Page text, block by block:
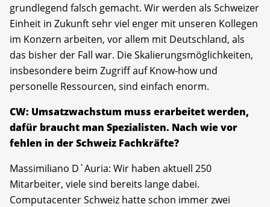
grundlegend falsch gemacht. Wir werden als Schweizer
Einheit in Zukunft sehr viel enger mit unseren Kollegen
im Konzern arbeiten, vor allem mit Deutschland, als
das bisher der Fall war. Die Skalierungsmöglichkeiten,
insbesondere beim Zugriff auf Know-how und
personelle Ressourcen, sind einfach enorm.
CW: Umsatzwachstum muss erarbeitet werden,
dafür braucht man Spezialisten. Nach wie vor
fehlen in der Schweiz Fachkräfte?
Massimiliano D`Auria: Wir haben aktuell 250
Mitarbeiter, viele sind bereits lange dabei.
Computacenter Schweiz hatte schon immer zwei